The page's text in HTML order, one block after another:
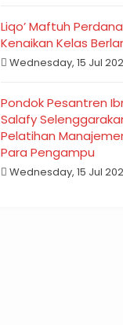
Liqo’ Maftuh
Kenaikan Kelas
Wednesday, 15 Jul
Pondok Pesantren
Salafy
Pelatihan
Para Pengampu
Wednesday, 15 Jul